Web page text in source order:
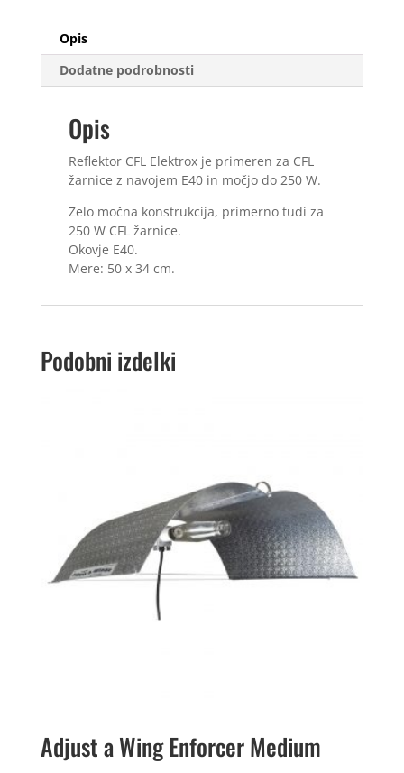
Opis
Dodatne podrobnosti
Opis
Reflektor CFL Elektrox je primeren za CFL
žarnice z navojem E40 in močjo do 250 W.
Zelo močna konstrukcija, primerno tudi za
250 W CFL žarnice.
Okovje E40.
Mere: 50 x 34 cm.
Podobni izdelki
Adjust a Wing Enforcer Medium